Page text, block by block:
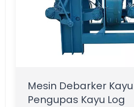
Mesin Debarker
Pengupas Kayu Log